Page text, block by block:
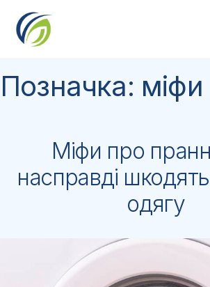
content
Позначка: міфи
Міфи про
насправді
одягу